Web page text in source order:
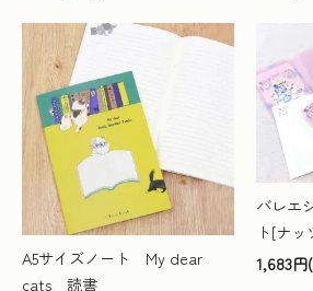
A5サイズノート My dear
cats 読書
バレエ
ト[ナ
1,683